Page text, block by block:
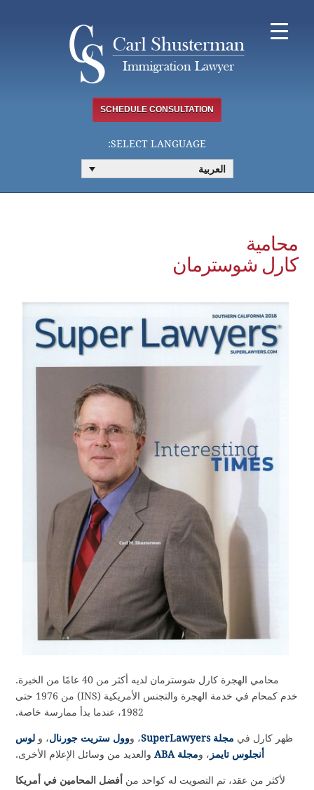
content
SCHEDULE CONSULTATION
SELECT LANGUAGE:
العربية
محامية
كارل شوسترمان
محامي الهجرة كارل شوسترمان لديه أكثر من 40 عامًا من الخبرة.
خدم كمحام في خدمة الهجرة والتجنس الأمريكية (INS) من 1976 حتى
1982، عندما بدأ ممارسة خاصة.
ظهر كارل في مجلة SuperLawyers ، ووول ستريت جورنال، و لوس
أنجلوس تايمز ، ومجلة ABA والعديد من وسائل الإعلام الأخرى.
لأكثر من عقد، تم التصويت له كواحد من أفضل المحامين في أمريكا